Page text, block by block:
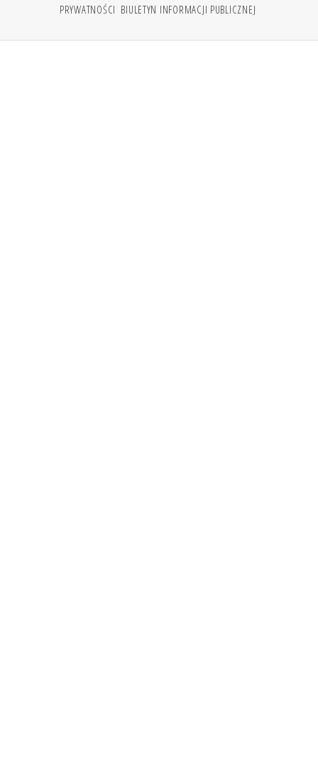
PRYWATNOŚCI BIULETYN INFORMACJI PUBLICZNEJ